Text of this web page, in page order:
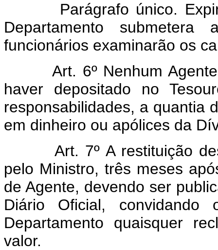
Parágrafo único.
Departamento
funcionários examinarão os
Art. 6º Nenhum
haver depositado no
responsabilidades, a quantia
em dinheiro ou apólices da
Art. 7º A restituição
pelo Ministro, três meses
de Agente, devendo ser
Diário Oficial, convidando
Departamento quaisquer
valor.